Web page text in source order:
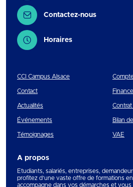
Contactez-nous
Horaires
CCI Campus Alsace
Contact
Actualités
Événements
Témoignages
Bilan
VAE
A propos
Etudiants, salariés, entreprises,
profitez d’une vaste offre de formations
accompagne dans vos démarches et